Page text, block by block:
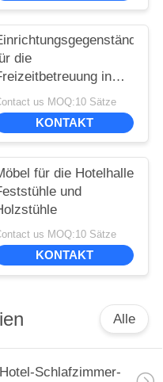
die
in
Hotelhalle im
Stil
Sofa
us MOQ:10 Sätze
KONTAKT
für die Hotelhalle
und
us MOQ:10 Sätze
KONTAKT
Alle
Hotel-Schlafzimmer-